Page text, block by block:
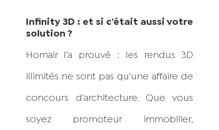
Infinity 3D : et si c’était aussi votre
solution ?
Homair l’a prouvé : les rendus 3D
illimités ne sont pas qu’une affaire de
concours d’architecture. Que vous
soyez promoteur immobilier,